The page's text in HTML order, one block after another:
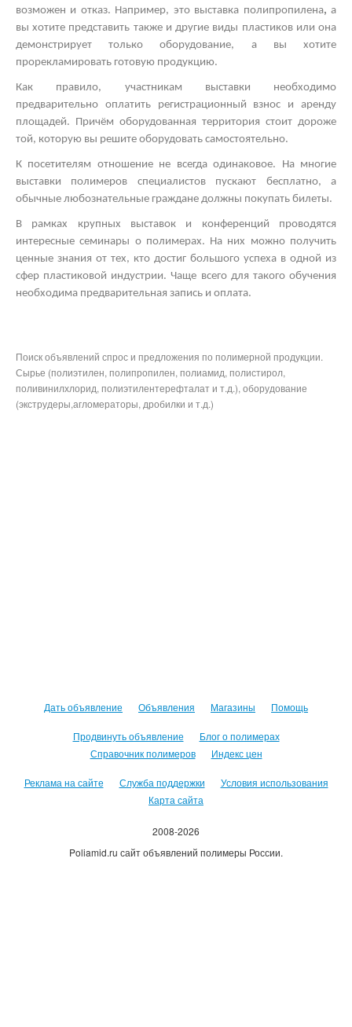
возможен и отказ. Например, это выставка полипропилена,а
вы хотите представить также и другие виды пластиков или она
демонстрирует только оборудование, а вы хотите
прорекламировать готовую продукцию.
Как правило, участникам выставки необходимо
предварительно оплатить регистрационный взнос и аренду
площадей. Причём оборудованная территория стоит дороже
той, которую вы решите оборудовать самостоятельно.
К посетителям отношение не всегда одинаковое. На многие
выставки полимеров специалистов пускают бесплатно, а
обычные любознательные граждане должны покупать билеты.
В рамках крупных выставок
и конференций проводятся
интересные семинары о полимерах. На них можно получить
ценные знания от тех, кто достиг большого успеха в одной из
сфер пластиковой индустрии. Чаще всего для такого обучения
необходима предварительная запись и оплата.
Поиск объявлений спрос и предложения по полимерной продукции.
Сырье (полиэтилен, полипропилен, полиамид, полистирол,
поливинилхлорид, полиэтилентерефталат и т.д.), оборудование
(экструдеры,агломераторы, дробилки и т.д.)
Дать объявление Объявления Магазины Помощь
Продвинуть объявление
Блог о полимерах
Справочник полимеров
Индекс цен
Реклама на сайте Служба поддержки
Условия использования
Карта сайта
2008-2026
Poliamid.ru сайт объявлений полимеры России.